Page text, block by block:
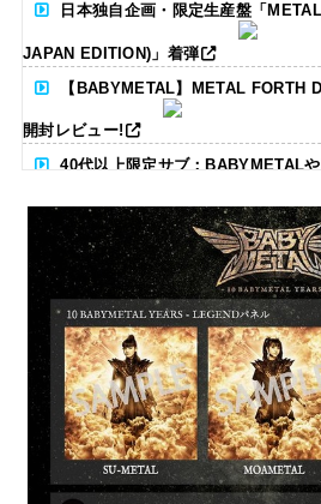
日本独自企画・限定生産盤「
JAPAN EDITION)」着弾
【BABYMETAL】METAL FORTH
開封レビュー!
40代以上限定サブ：BABYMETAL
る人いる？ 【海外の反応】
BABYMETAL「CANNONBALL外伝
タワーレコード新宿店にて
Powered by livedoor 相互RSS